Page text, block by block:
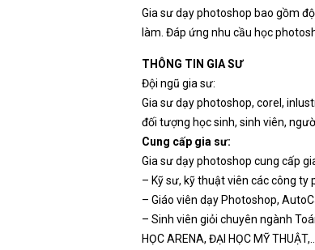
Gia sư dạy photoshop bao gồm
làm. Đáp ứng nhu cầu học
THÔNG TIN GIA SƯ
Đội ngũ gia sư:
Gia sư dạy photoshop, corel,
đối tượng học sinh, sinh viên,
Cung cấp gia sư:
Gia sư dạy photoshop cung cấp
– Kỹ sư, kỹ thuật viên các công ty
– Giáo viên dạy Photoshop,
– Sinh viên giỏi chuyên ngành
HỌC ARENA, ĐẠI HỌC MỸ THUẬT,…